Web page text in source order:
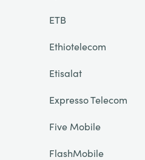
ETB
Ethiotelecom
Etisalat
Expresso Telecom
Five Mobile
FlashMobile